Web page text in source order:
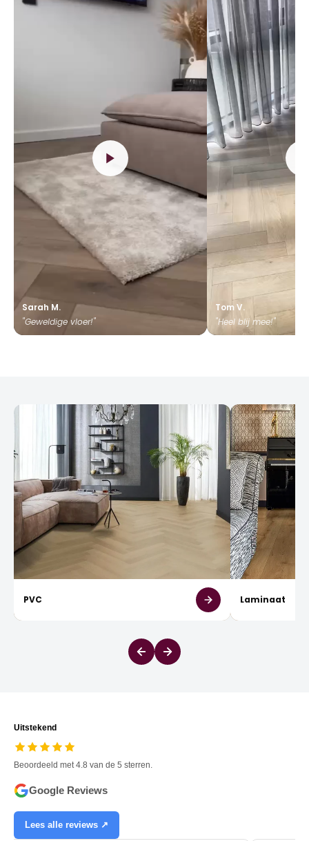
Sarah M.
"Geweldige vloer!"
Tom V.
"Heel blij mee!"
PVC Laminaat
Uitstekend
Beoordeeld met 4.8 van de 5 sterren.
Google Reviews
Lees alle reviews ↗